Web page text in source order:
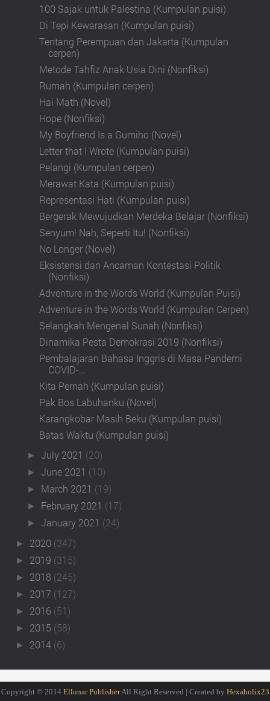
100 Sajak untuk Palestina (Kumpulan puisi)
Di Tepi Kewarasan (Kumpulan puisi)
Tentang Perempuan dan Jakarta (Kumpulan
cerpen)
Metode Tahfiz Anak Usia Dini (Nonfiksi)
Rumah (Kumpulan cerpen)
Hai Math (Novel)
Hope (Nonfiksi)
My Boyfriend Is a Gumiho (Novel)
Letter that I Wrote (Kumpulan puisi)
Pelangi (Kumpulan cerpen)
Merawat Kata (Kumpulan puisi)
Representasi Hati (Kumpulan puisi)
Bergerak Mewujudkan Merdeka Belajar (Nonfiksi)
Senyum! Nah, Seperti Itu! (Nonfiksi)
No Longer (Novel)
Eksistensi dan Ancaman Kontestasi Politik
(Nonfiksi)
Adventure in the Words World (Kumpulan Puisi)
Adventure in the Words World (Kumpulan Cerpen)
Selangkah Mengenal Sunah (Nonfiksi)
Dinamika Pesta Demokrasi 2019 (Nonfiksi)
Pembalajaran Bahasa Inggris di Masa Pandemi
COVID-...
Kita Pernah (Kumpulan puisi)
Pak Bos Labuhanku (Novel)
Karangkobar Masih Beku (Kumpulan puisi)
Batas Waktu (Kumpulan puisi)
►July 2021 (20)
►June 2021 (10)
► March 2021 (19)
► February 2021 (17)
►January 2021 (24)
► 2020 (347)
► 2019 (315)
► 2018 (245)
► 2017 (127)
► 2016 (51)
► 2015 (58)
► 2014 (6)
Copyright © 2014 Ellunar PublisherAll Right Reserved | Created by Hexaholix23